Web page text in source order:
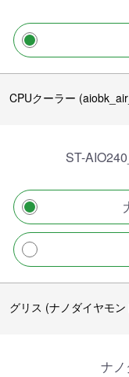
CPUクーラー
ST-
グリス (ナノダイヤモ
ナ